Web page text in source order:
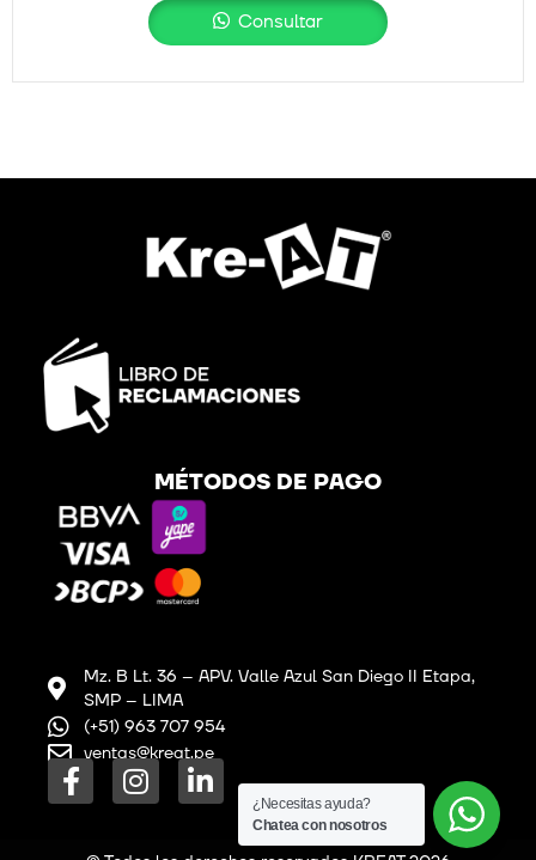
Consultar
MÉTODOS DE PAGO
Mz. B Lt. 36 – APV. Valle Azul San Diego II Etapa,
SMP – LIMA
(+51) 963 707 954
ventas@kreat.pe
F
a
I
n
L
i
¿Necesitas ayuda?
Chatea con nosotros